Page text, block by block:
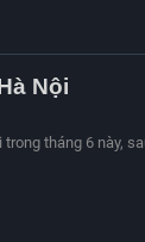
Nội
tháng 6 này,